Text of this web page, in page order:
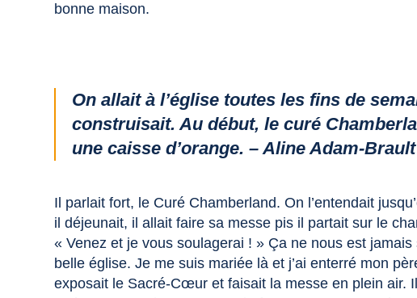
bonne maison.
On allait à l’église toutes les fins de
construisait. Au début, le curé
une caisse d’orange. – Aline Adam-Brault
Il parlait fort, le Curé Chamberland. On l’entendait
il déjeunait, il allait faire sa messe pis il partait sur le
« Venez et je vous soulagerai ! » Ça ne nous est
belle église. Je me suis mariée là et j’ai enterré mon
exposait le Sacré-Cœur et faisait la messe en plein